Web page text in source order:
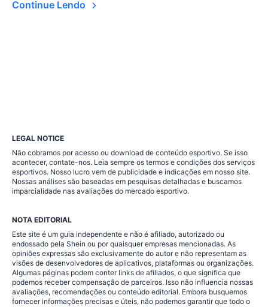
Continue Lendo
LEGAL NOTICE
Não cobramos por acesso ou download de conteúdo esportivo. Se isso
acontecer, contate-nos. Leia sempre os termos e condições dos serviços
esportivos. Nosso lucro vem de publicidade e indicações em nosso site.
Nossas análises são baseadas em pesquisas detalhadas e buscamos
imparcialidade nas avaliações do mercado esportivo.
NOTA EDITORIAL
Este site é um guia independente e não é afiliado, autorizado ou
endossado pela Shein ou por quaisquer empresas mencionadas. As
opiniões expressas são exclusivamente do autor e não representam as
visões de desenvolvedores de aplicativos, plataformas ou organizações.
Algumas páginas podem conter links de afiliados, o que significa que
podemos receber compensação de parceiros. Isso não influencia nossas
avaliações, recomendações ou conteúdo editorial. Embora busquemos
fornecer informações precisas e úteis, não podemos garantir que todo o